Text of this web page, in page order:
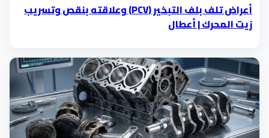
أعراض تلف بلف التبخير (PCV) وعلاقته بنقص وتسريب
زيت المحرك | أعطال